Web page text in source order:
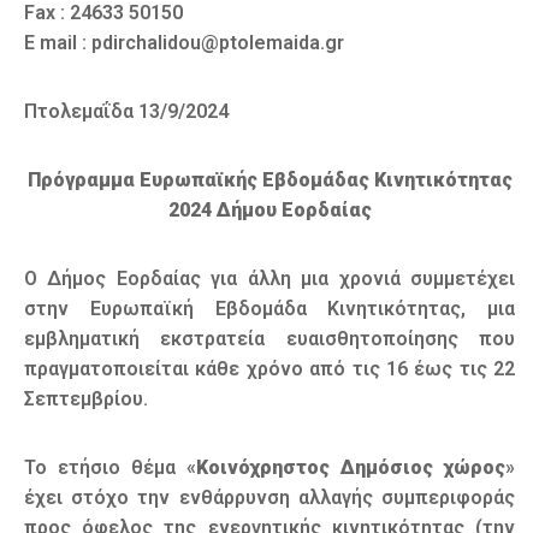
Fax : 24633 50150
E mail : pdirchalidou@ptolemaida.gr
Πτολεμαΐδα 13/9/2024
Πρόγραμμα Ευρωπαϊκής Εβδομάδας Κινητικότητας
2024 Δήμου Εορδαίας
Ο Δήμος Εορδαίας για άλλη μια χρονιά συμμετέχει
στην Ευρωπαϊκή Εβδομάδα Κινητικότητας, μια
εμβληματική εκστρατεία ευαισθητοποίησης που
πραγματοποιείται κάθε χρόνο από τις 16 έως τις 22
Σεπτεμβρίου.
Το ετήσιο θέμα «Κοινόχρηστος Δημόσιος χώρος»
έχει στόχο την ενθάρρυνση αλλαγής συμπεριφοράς
προς όφελος της ενεργητικής κινητικότητας (την